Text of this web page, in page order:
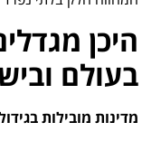
היכן
בעולם
מדינות מובילות